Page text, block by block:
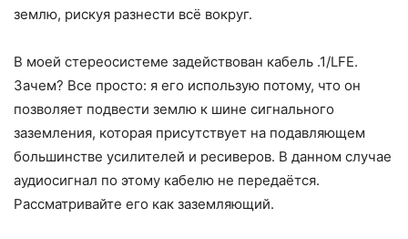
землю, рискуя разнести всё вокруг.
В моей стереосистеме задействован кабель .1/LFE.
Зачем? Все просто: я его использую потому, что он
позволяет подвести землю к шине сигнального
заземления, которая присутствует на подавляющем
большинстве усилителей и ресиверов. В данном случае
аудиосигнал по этому кабелю не передаётся.
Рассматривайте его как заземляющий.